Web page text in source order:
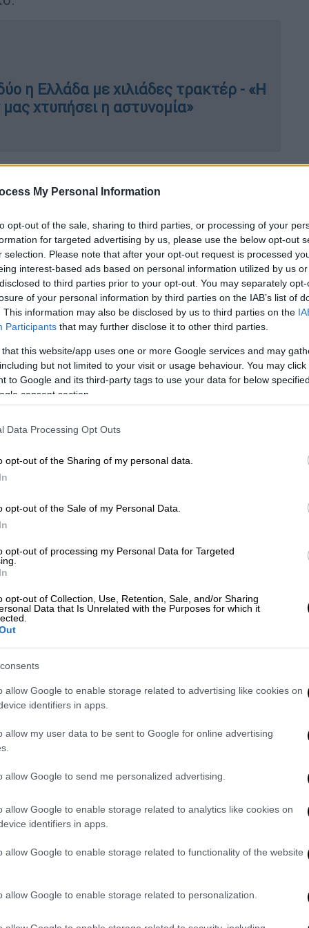
My Personal Information
opt-out of the sale, sharing to third parties, or processing of your
for targeted advertising by us, please use the below opt-out
selection. Please note that after your opt-out request is processed
interest-based ads based on personal information utilized by us
to third parties prior to your opt-out. You may separately
of your personal information by third parties on the IAB’s list of
This information may also be disclosed by us to third parties on the
Participants that may further disclose it to other third parties.
that this website/app uses one or more Google services and may
but not limited to your visit or usage behaviour. You may
to Google and its third-party tags to use your data for below
consent section.
Data Processing Opt Outs
opt-out of the Sharing of my personal data.
opt-out of the Sale of my Personal Data.
opt-out of processing my Personal Data for Targeted
opt-out of Collection, Use, Retention, Sale, and/or Sharing
Data that Is Unrelated with the Purposes for which it
allow Google to enable storage related to advertising like cookies on
identifiers in apps.
allow my user data to be sent to Google for online advertising
allow Google to send me personalized advertising.
allow Google to enable storage related to analytics like cookies on
identifiers in apps.
allow Google to enable storage related to functionality of the website
allow Google to enable storage related to personalization.
η Ελλάδα με χιλιάδες τρακτέρ - «Η
χτυπήσει η αστυνομία»
και οι όροι
μπλόκα και να συναντηθούν την
Μητσοτάκη απηύθυνε νωρίτερα η
την Τρίτη (13 Ιανουαρίου) που ο
να συναντηθούν, με δύο ξεκάθαρους
της εκπροσώπησης, δηλαδή να
γιατί, για να δοθεί μια λύση σε όλο
Και η
δεύτερη προϋπόθεση
είναι να γίνει
με μπλόκα εν ισχύ δεν μπορεί να γίνει
στο newsbomb.gr.
video
μιλώντας στο briefing, είχε καλέσει την
ότι σε περίπτωση που γίνει
οδοίή να εμποδιστεί η πρόσβαση σε
που εκείνη θα κρίνει, πρέπει να
σε καμία περίπτωση η
προϊόντων, η λειτουργία της οικονομίας»
στο briefing.
κοπεί η χώρα στα δύο , αλλά για να είμαστε
διάστημα, έχει δείξει